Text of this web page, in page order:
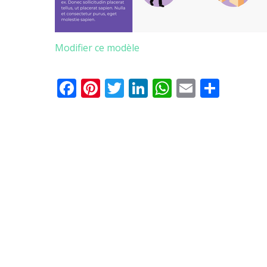
Modifier ce modèle
Facebook
Pinterest
Twitter
LinkedIn
WhatsApp
Email